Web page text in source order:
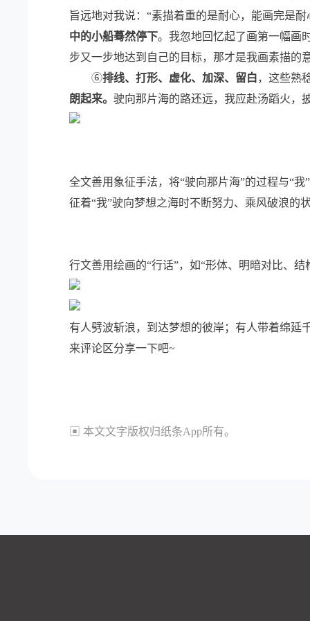
旨远地对我说：“素描着重的是耐心，能画完是
中的小船蓦然停下。我忽地回忆起了画第一幅画
步又一步地达到自己的目标，那才是我画素描的
⑥排线、打形、虚化、加深、留白，这些熟
朗起来。 驶向那片海的路还远，我应赴汤蹈火，
全文善用象征手法，将“驶向那片海”的过程与“
征着“我”驶向梦想之海时不断努力、乘风破浪的
行文善用绘画的“行话”，如“形体、明暗对比、
有人劈波斩浪，到达梦想的彼岸；有人带着绵
来评论区分享一下吧~
▣ 本文文字版权归纸条App所有。